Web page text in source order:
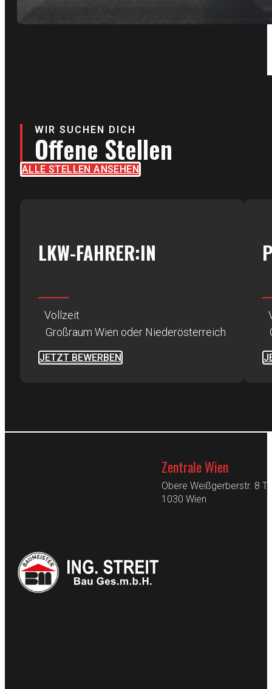
WIR SUCHEN DICH
Offene Stellen
ALLE STELLEN ANSEHEN
LKW-FAHRER:IN
Vollzeit
Großraum Wien oder Niederösterreich
JETZT BEWERBEN
Zentrale Wien
Obere Weißgerberstr. 8
1030 Wien